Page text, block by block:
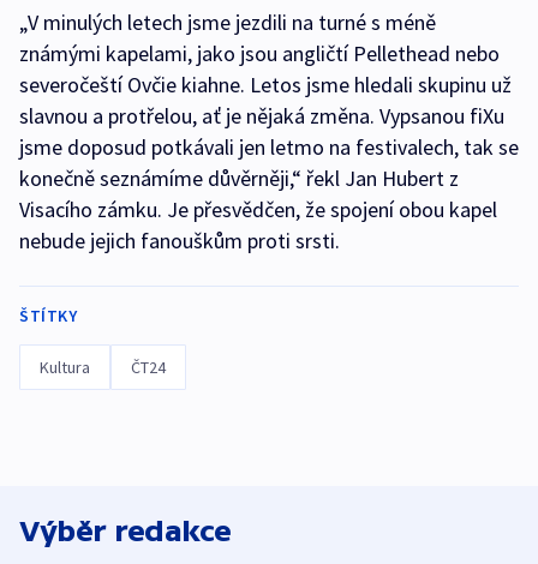
„V minulých letech jsme jezdili na turné s méně
známými kapelami, jako jsou angličtí Pellethead nebo
severočeští Ovčie kiahne. Letos jsme hledali skupinu už
slavnou a protřelou, ať je nějaká změna. Vypsanou fiXu
jsme doposud potkávali jen letmo na festivalech, tak se
konečně seznámíme důvěrněji,“ řekl Jan Hubert z
Visacího zámku. Je přesvědčen, že spojení obou kapel
nebude jejich fanouškům proti srsti.
ŠTÍTKY
Kultura ČT24
Výběr redakce